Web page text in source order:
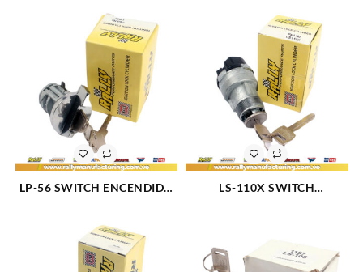
LP-56 SWITCH ENCENDIDO
LS-110X SWITCH